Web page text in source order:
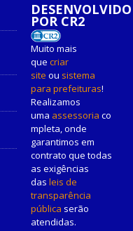
DESENVOLVIDO
POR CR2
Muito mais
que criar
site ou sistema
para prefeituras!
Realizamos
uma assessoria co
mpleta, onde
garantimos em
contrato que todas
as exigências
das leis de
transparência
pública serão
atendidas.